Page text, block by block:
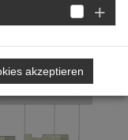
akzeptieren